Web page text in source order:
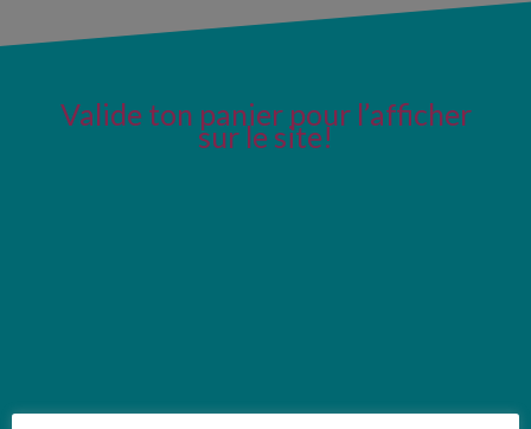
Valide ton panier pour l’afficher
sur le site!